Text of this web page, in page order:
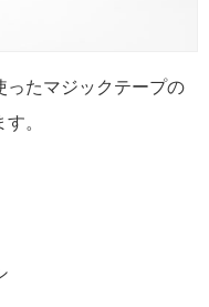
ったマジックテープの
。